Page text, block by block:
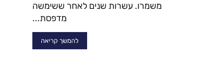
משמרו. עשרות שנים לאחר ששימשה
מדפסת...
להמשך קריאה